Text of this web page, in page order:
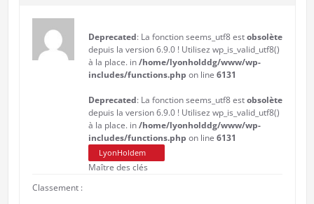
Deprecated: La fonction seems_utf8 estobsolète
depuis la version 6.9.0 ! Utilisez wp_is_valid_utf8()
à la place. in/home/lyonholddg/www/wp-
includes/functions.php on line 6131
Deprecated: La fonction seems_utf8 estobsolète
depuis la version 6.9.0 ! Utilisez wp_is_valid_utf8()
à la place. in/home/lyonholddg/www/wp-
includes/functions.php on line 6131
LyonHoldem
Maître des clés
Classement :